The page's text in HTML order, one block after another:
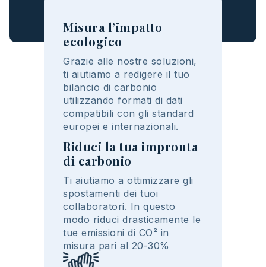
Misura l’impatto
ecologico
Grazie alle nostre soluzioni,
ti aiutiamo a redigere il tuo
bilancio di carbonio
utilizzando formati di dati
compatibili con gli standard
europei e internazionali.
Riduci la tua impronta
di carbonio
Ti aiutiamo a ottimizzare gli
spostamenti dei tuoi
collaboratori. In questo
modo riduci drasticamente le
tue emissioni di CO² in
misura pari al 20-30%